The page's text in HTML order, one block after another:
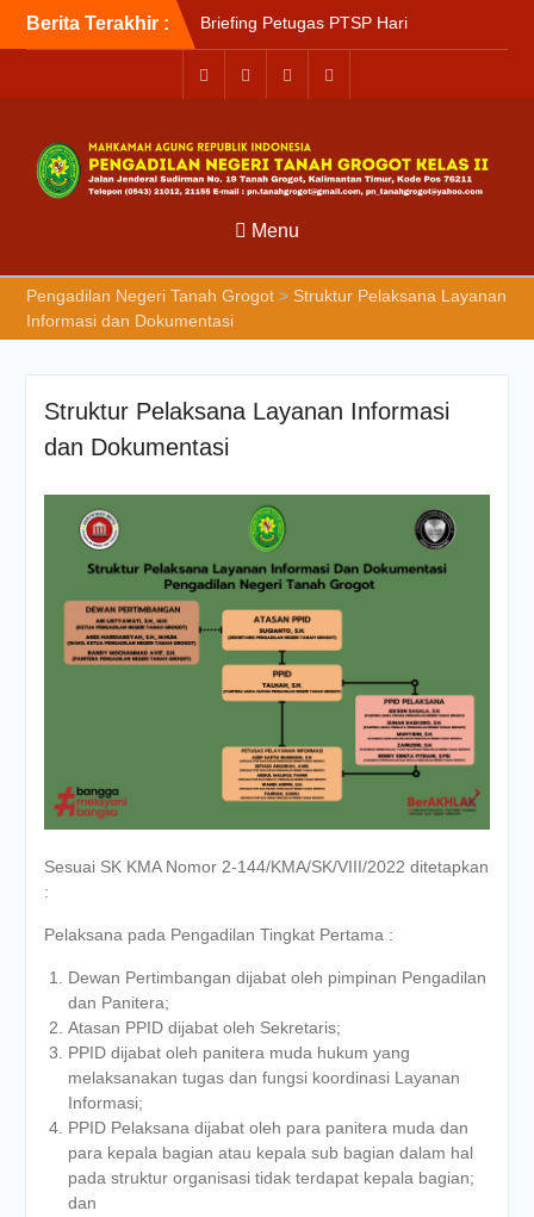
Berita Terakhir :
Briefing Petugas PTSP Hari
Kamis Tanggal 6 Agustus
2026
Sosialisasi Kepesertaan
Kesehatan Nasional (JKN)
bagi Pengadilan Negeri
Tanah Grogot oleh BPJS
Kesehatan Cabang
Briefin Petugas PTSP Hari
Senin, 3 Agustus 2026
Menu
Pengadilan Negeri Tanah Grogot> Struktur Pelaksana Layanan
Informasi dan Dokumentasi
Struktur Pelaksana Layanan Informasi
dan Dokumentasi
Sesuai SK KMA Nomor 2-144/KMA/SK/VIII/2022 ditetapkan
:
Pelaksana pada Pengadilan Tingkat Pertama :
Dewan Pertimbangan dijabat oleh pimpinan Pengadilan
dan Panitera;
Atasan PPID dijabat oleh Sekretaris;
PPID dijabat oleh panitera muda hukum yang
melaksanakan tugas dan fungsi koordinasi Layanan
Informasi;
PPID Pelaksana dijabat oleh para panitera muda dan
para kepala bagian atau kepala sub bagian dalam hal
pada struktur organisasi tidak terdapat kepala bagian;
dan